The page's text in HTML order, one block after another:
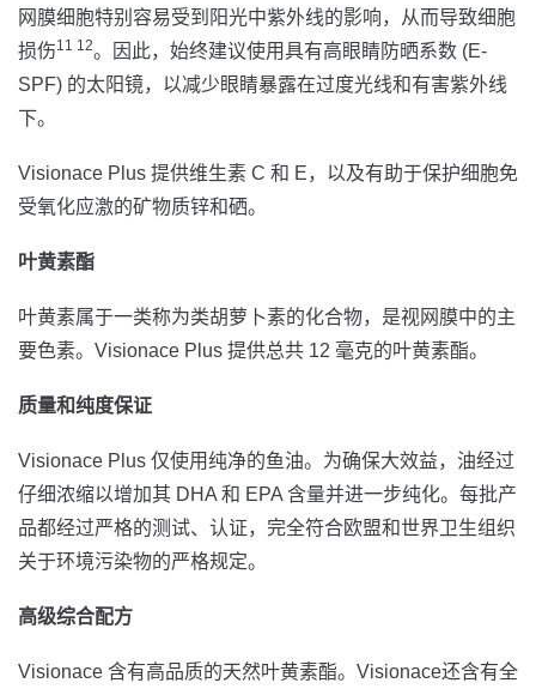
网膜细胞特别容易受到阳光中紫外线的影响，从而导致细胞
损伤11 12。因此，始终建议使用具有高眼睛防晒系数 (E-
SPF) 的太阳镜，以减少眼睛暴露在过度光线和有害紫外线
下。
Visionace Plus 提供维生素 C 和 E，以及有助于保护细胞免
受氧化应激的矿物质锌和硒。
叶黄素酯
叶黄素属于一类称为类胡萝卜素的化合物，是视网膜中的主
要色素。Visionace Plus 提供总共 12 毫克的叶黄素酯。
质量和纯度保证
Visionace Plus 仅使用纯净的鱼油。为确保大效益，油经过
仔细浓缩以增加其 DHA 和 EPA 含量并进一步纯化。每批产
品都经过严格的测试、认证，完全符合欧盟和世界卫生组织
关于环境污染物的严格规定。
高级综合配方
Visionace 含有高品质的天然叶黄素酯。 Visionace还含有全